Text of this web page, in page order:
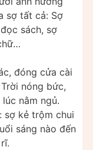
sợ tất cả: Sợ
sách, sợ
đóng cửa cài
nóng bức,
nằm ngủ.
sợ kẻ trộm chui
sáng nào đến